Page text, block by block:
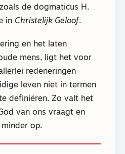
zoals de dogmaticus H.
in Christelijk Geloof.
en het laten
mens, ligt het voor
redeneringen
leven niet in termen
te definiëren. Zo valt het
van ons vraagt en
op.